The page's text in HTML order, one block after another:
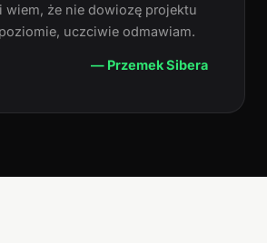
wiem, że nie dowiozę projektu
uczciwie odmawiam.
— Przemek Sibera